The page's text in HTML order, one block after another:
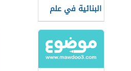
البنائية في علم
النفس